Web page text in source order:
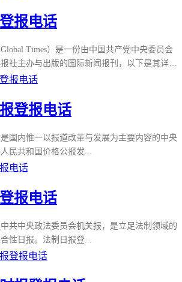
，同时也是各地法院交流经验的平台和社会主
。二、内容与版面目前为对开八版日报，内容
法学理论、副刊等专版。及时刊登法律法规和司
大案要案真相。三、影响力
报电话
Global Times）是一份由中国共产党中央委员会
社主办与出版的国际新闻报刊，以下是其详细
、基本信息创刊时间：1993年1月原名：《环
量约200万份，外加10万余份的航空赠报语
）、英语（英文版）国内刊号：CN11-0215邮
，英文1-176定价：中文每份1.5元，英文每份
登报电话
是国内惟一以报道改革与发展为主要内容的中央
民共和国价格公报发...
报电话
中共中央政法委员会机关报，是立足法制领域的
性日报。法制日报登...